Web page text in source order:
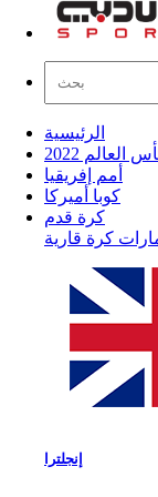
الرئيسية
العالم 2022
أمم إفريقيا
كوبا أميركا
كرة قدم
كرة قارية
إنجلترا